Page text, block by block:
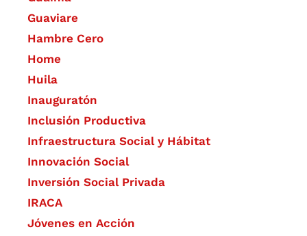
Guaviare
Hambre Cero
Home
Huila
Inauguratón
Inclusión Productiva
Infraestructura Social y Hábitat
​Innovación Social
Inversión Social Privada
IRACA
Jóvenes en Acción